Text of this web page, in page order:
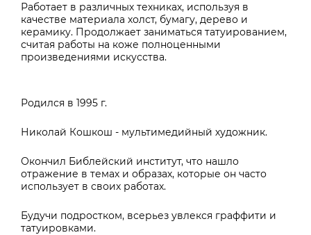
Работает в различных техниках, используя в
качестве материала холст, бумагу, дерево и
керамику. Продолжает заниматься татуированием,
считая работы на коже полноценными
произведениями искусства.
Родился в 1995 г.
Николай Кошкош - мультимедийный художник.
Окончил Библейский институт, что нашло
отражение в темах и образах, которые он часто
использует в своих работах.
Будучи подростком, всерьез увлекся граффити и
татуировками.